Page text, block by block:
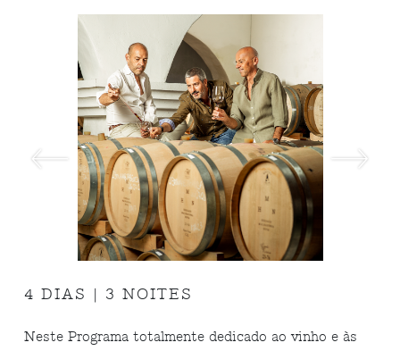
4 DIAS | 3 NOITES
Neste Programa totalmente dedicado ao vinho e às